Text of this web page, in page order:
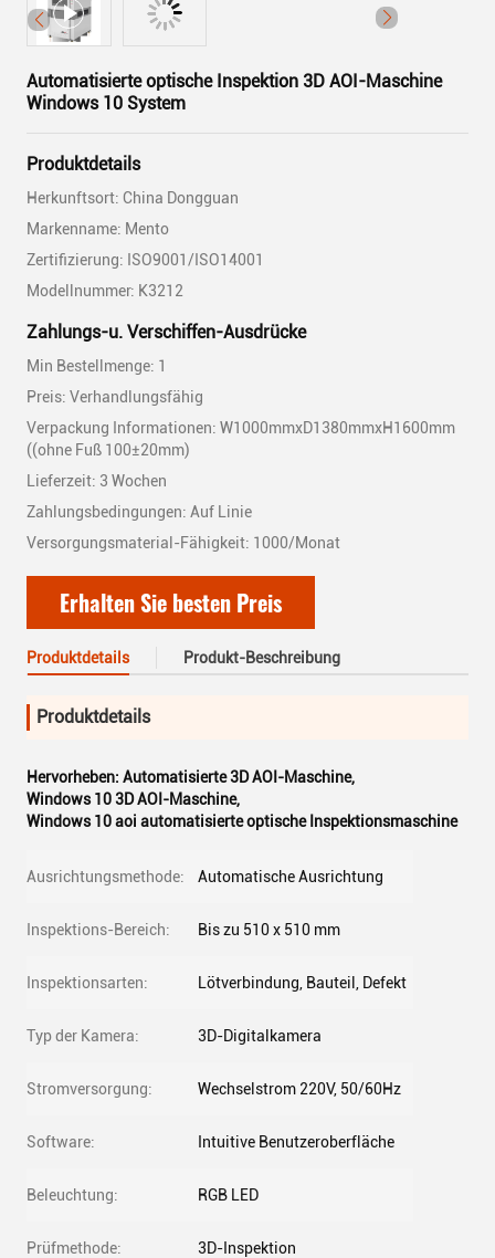
Automatisierte optische Inspektion 3D AOI-Maschine
Windows 10 System
Produktdetails
Herkunftsort: China Dongguan
Markenname: Mento
Zertifizierung: ISO9001/ISO14001
Modellnummer: K3212
Zahlungs-u. Verschiffen-Ausdrücke
Min Bestellmenge: 1
Preis: Verhandlungsfähig
Verpackung Informationen: W1000mmxD1380mmxH1600mm
((ohne Fuß 100±20mm)
Lieferzeit: 3 Wochen
Zahlungsbedingungen: Auf Linie
Versorgungsmaterial-Fähigkeit: 1000/Monat
Erhalten Sie besten Preis
Produktdetails Produkt-Beschreibung
Produktdetails
Hervorheben: Automatisierte 3D AOI-Maschine,
Windows 10 3D AOI-Maschine,
Windows 10 aoi automatisierte optische Inspektionsmaschine
Ausrichtungsmethode: Automatische Ausrichtung
Inspektions-Bereich: Bis zu 510 x 510 mm
Inspektionsarten: Lötverbindung, Bauteil, Defekt
Typ der Kamera: 3D-Digitalkamera
Stromversorgung: Wechselstrom 220V, 50/60Hz
Software: Intuitive Benutzeroberfläche
Beleuchtung: RGB LED
Prüfmethode: 3D-Inspektion